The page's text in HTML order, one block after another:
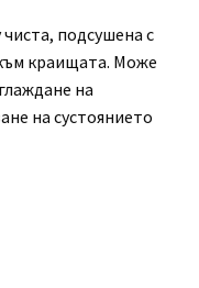
подсушена с
краищата. Може
на
на сустоянието